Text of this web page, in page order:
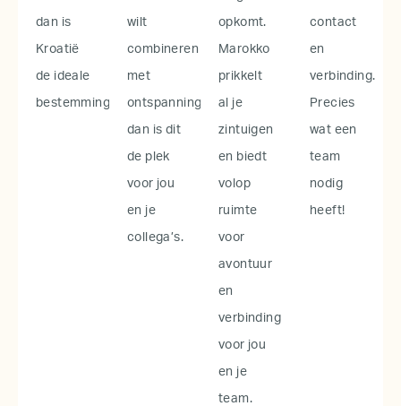
dan is
Kroatië
de ideale
bestemming.
wilt
combineren
met
ontspanning,
dan is dit
de plek
voor jou
en je
collega’s.
opkomt.
Marokko
prikkelt
al je
zintuigen
en biedt
volop
ruimte
voor
avontuur
en
verbinding
voor jou
en je
team.
contact
en
verbinding.
Precies
wat een
team
nodig
heeft!